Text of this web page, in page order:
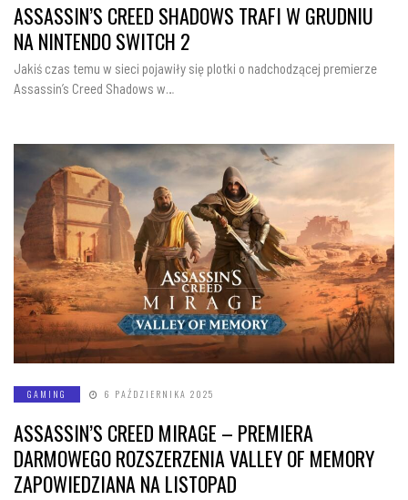
ASSASSIN’S CREED SHADOWS TRAFI W GRUDNIU
NA NINTENDO SWITCH 2
Jakiś czas temu w sieci pojawiły się plotki o nadchodzącej premierze
Assassin’s Creed Shadows w…
GAMING 6 PAŹDZIERNIKA 2025
ASSASSIN’S CREED MIRAGE – PREMIERA
DARMOWEGO ROZSZERZENIA VALLEY OF MEMORY
ZAPOWIEDZIANA NA LISTOPAD